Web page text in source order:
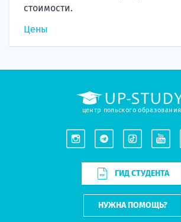
стоимости.
Цены
центр польского образования
ГИД СТУДЕНТА
НУЖНА ПОМОЩЬ?